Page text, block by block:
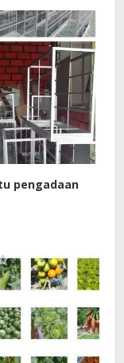
pengadaan